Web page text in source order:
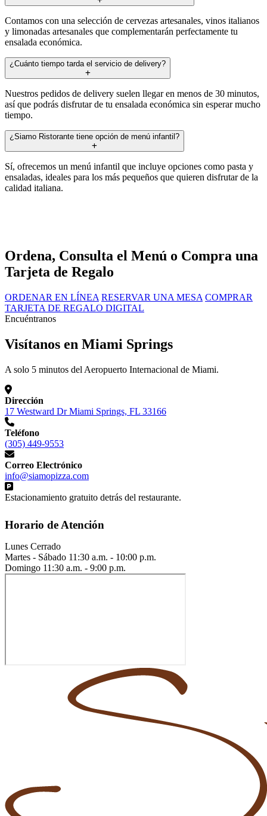
Contamos con una selección de cervezas artesanales, vinos italianos
y limonadas artesanales que complementarán perfectamente tu
ensalada económica.
¿Cuánto tiempo tarda el servicio de delivery?
Nuestros pedidos de delivery suelen llegar en menos de 30 minutos,
así que podrás disfrutar de tu ensalada económica sin esperar mucho
tiempo.
¿Siamo Ristorante tiene opción de menú infantil?
Sí, ofrecemos un menú infantil que incluye opciones como pasta y
ensaladas, ideales para los más pequeños que quieren disfrutar de la
calidad italiana.
Ordena, Consulta el Menú o Compra una
Tarjeta de Regalo
ORDENAR EN LÍNEA RESERVAR UNA MESA COMPRAR
TARJETA DE REGALO DIGITAL
Encuéntranos
Visítanos en Miami Springs
A solo 5 minutos del Aeropuerto Internacional de Miami.
Dirección
17 Westward Dr Miami Springs, FL 33166
Teléfono
(305) 449-9553
Correo Electrónico
info@siamopizza.com
Estacionamiento gratuito detrás del restaurante.
Horario de Atención
Lunes Cerrado
Martes - Sábado 11:30 a.m. - 10:00 p.m.
Domingo 11:30 a.m. - 9:00 p.m.